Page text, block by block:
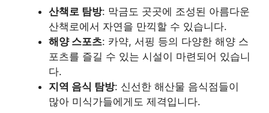
산책로 탐방: 막금도 곳곳에 조성된 아름다운
산책로에서 자연을 만끽할 수 있습니다.
해양 스포츠: 카약, 서핑 등의 다양한 해양 스
포츠를 즐길 수 있는 시설이 마련되어 있습니
다.
지역 음식 탐방: 신선한 해산물 음식점들이
많아 미식가들에게도 제격입니다.